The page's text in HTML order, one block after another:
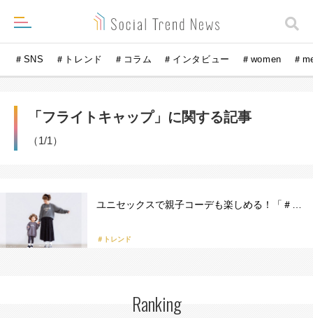
＃SNS ＃トレンド ＃コラム ＃インタビュー ＃women ＃
「フライトキャップ」に関する記事
（1/1）
ユニセックスで親子コーデも楽しめる！「＃…
＃トレンド
Ranking